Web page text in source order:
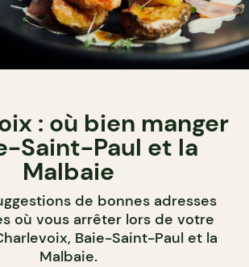
: où bien manger
Saint-Paul et la
Malbaie
de bonnes adresses
où vous arrêter lors de votre
Baie-Saint-Paul et la
Malbaie.